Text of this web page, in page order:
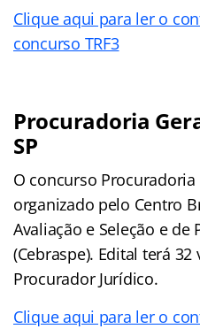
Clique aqui para ler o
concurso TRF3
Procuradoria
SP
O concurso
organizado pelo Centro
Avaliação e Seleção e de
(Cebraspe). Edital terá
Procurador Jurídico.
Clique aqui para ler o